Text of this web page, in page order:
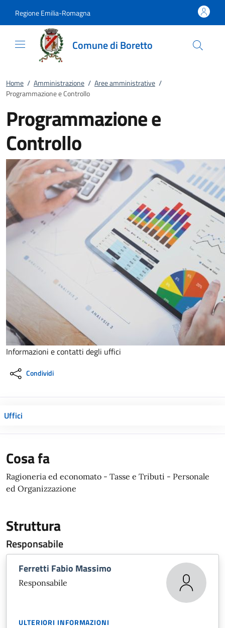
Regione Emilia-Romagna
Comune di Boretto
Home / Amministrazione / Aree amministrative /
Programmazione e Controllo
Programmazione e
Controllo
Informazioni e contatti degli uffici
Condividi
Uffici
Cosa fa
Ragioneria ed economato - Tasse e Tributi - Personale
ed Organizzazione
Struttura
Responsabile
Ferretti Fabio Massimo
Responsabile
ULTERIORI INFORMAZIONI